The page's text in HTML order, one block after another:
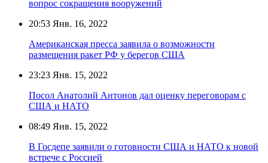
вопрос сокращения вооружений
20:53 Янв. 16, 2022
Американская пресса заявила о возможности
размещения ракет РФ у берегов США
23:23 Янв. 15, 2022
Посол Анатолий Антонов дал оценку переговорам с
США и НАТО
08:49 Янв. 15, 2022
В Госдепе заявили о готовности США и НАТО к новой
встрече с Россией